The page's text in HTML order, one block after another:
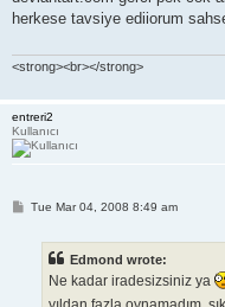
herkese tavsiye ediiorum
<strong><br></strong>
entreri2
Kullanıcı
PTue Mar 04, 2008 8:49 am
Edmond wrote:
Ne kadar iradesizsiniz ya